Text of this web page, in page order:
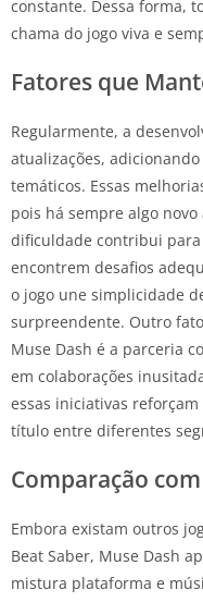
constante. Dessa forma,
chama do jogo viva e
Fatores que
Regularmente, a
atualizações,
temáticos. Essas
pois há sempre algo
dificuldade contribui
encontrem desafios
o jogo une simplicidade
surpreendente. Outro
Muse Dash é a parceria
em colaborações
essas iniciativas
título entre diferentes
Comparação
Embora existam outros
Beat Saber, Muse Dash
mistura plataforma e